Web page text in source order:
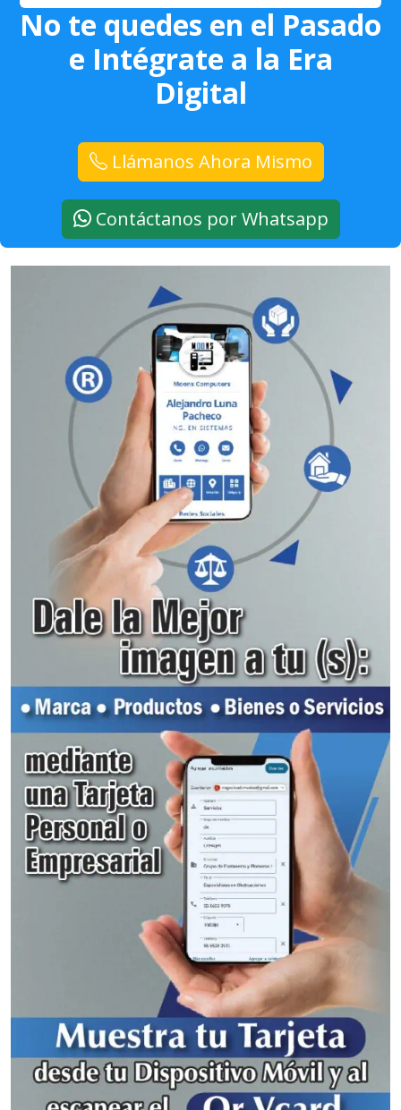
No te quedes en el Pasado
e Intégrate a la Era
Digital
Llámanos Ahora Mismo
Contáctanos por Whatsapp